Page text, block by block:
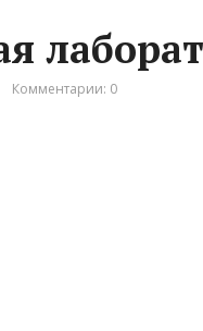
Комментарии: 0